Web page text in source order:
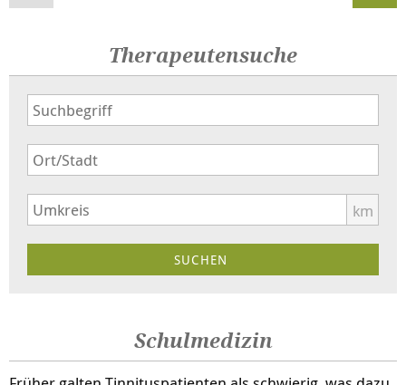
Therapeutensuche
km
Schulmedizin